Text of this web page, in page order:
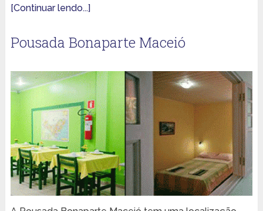
[Continuar lendo...]
Pousada Bonaparte Maceió